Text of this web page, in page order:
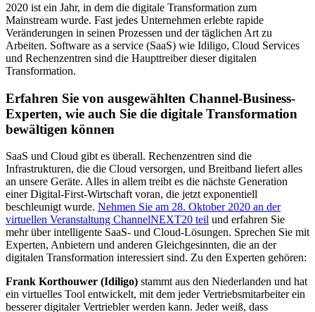
2020 ist ein Jahr, in dem die digitale Transformation zum
Mainstream wurde. Fast jedes Unternehmen erlebte rapide
Veränderungen in seinen Prozessen und der täglichen Art zu
Arbeiten. Software as a service (SaaS) wie Idiligo, Cloud Services
und Rechenzentren sind die Haupttreiber dieser digitalen
Transformation.
Erfahren Sie von ausgewählten Channel-Business-
Experten, wie auch Sie die digitale Transformation
bewältigen können
SaaS und Cloud gibt es überall. Rechenzentren sind die
Infrastrukturen, die die Cloud versorgen, und Breitband liefert alles
an unsere Geräte. Alles in allem treibt es die nächste Generation
einer Digital-First-Wirtschaft voran, die jetzt exponentiell
beschleunigt wurde. Nehmen Sie am 28. Oktober 2020 an der
virtuellen Veranstaltung ChannelNEXT20 teil und erfahren Sie
mehr über intelligente SaaS- und Cloud-Lösungen. Sprechen Sie mit
Experten, Anbietern und anderen Gleichgesinnten, die an der
digitalen Transformation interessiert sind. Zu den Experten gehören:
Frank Korthouwer (Idiligo) stammt aus den Niederlanden und hat
ein virtuelles Tool entwickelt, mit dem jeder Vertriebsmitarbeiter ein
besserer digitaler Vertriebler werden kann. Jeder weiß, dass